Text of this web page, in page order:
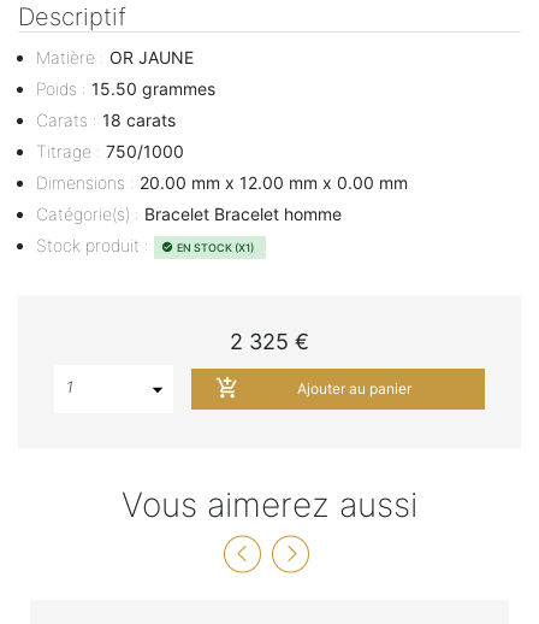
Descriptif
Matière : OR JAUNE
Poids : 15.50 grammes
Carats : 18 carats
Titrage : 750/1000
Dimensions : 20.00 mm x 12.00 mm x 0.00 mm
Catégorie(s) : Bracelet Bracelet homme
Stock produit : check_circle EN STOCK (X1)
2 325 €
1 Ajouter au panier
add_shopping_cart
Vous aimerez aussi